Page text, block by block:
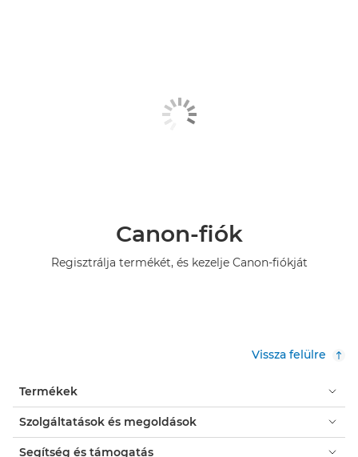
Canon-fiók
Regisztrálja termékét, és kezelje Canon-fiókját
Vissza felülre
Termékek
Szolgáltatások és megoldások
Segítség és támogatás